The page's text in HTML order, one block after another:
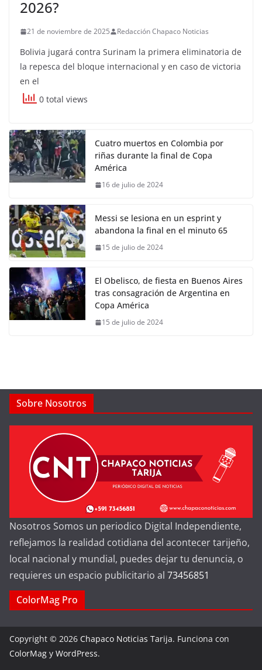
2026?
21 de noviembre de 2025 Redacción Chapaco Noticias
Bolivia jugará contra Surinam la primera eliminatoria de
la repesca del bloque internacional y en caso de victoria
en el
0 total views
Cuatro muertos en Colombia por
riñas durante la final de Copa
América
16 de julio de 2024
Messi se lesiona en un esprint y
abandona la final en el minuto 65
15 de julio de 2024
El Obelisco, de fiesta en Buenos Aires
tras consagración de Argentina en
Copa América
15 de julio de 2024
Sobre Nosotros
Nosotros Somos un periodico Digital Independiente,
reflejamos la realidad cotidiana del acontecer tarijeño,
local nacional y mundial, puedes dejar tu denuncia, o
requieres un espacio publicitario al 73456851
ColorMag Pro
Copyright © 2026 Chapaco Noticias Tarija. Funciona con
ColorMag y WordPress.